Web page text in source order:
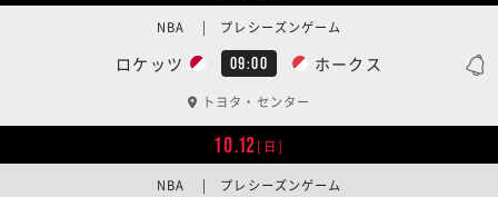
ロケッツ 09:00 ホークス
NBA | プレシーズンゲーム
トヨタ・センター
10.12[日]
NBA | プレシーズンゲーム